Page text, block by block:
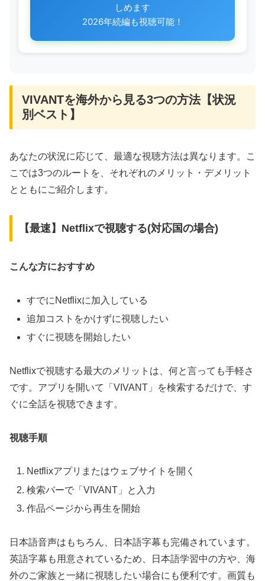
しめます
2026年続編も視聴可能！
VIVANTを海外から見る3つの方法【状況
別ベスト】
あなたの状況に応じて、最適な視聴方法は異なります。こ
こでは3つのルートを、それぞれのメリット・デメリット
とともにご紹介します。
【最速】Netflixで視聴する(対応国の場合)
こんな方におすすめ
すでにNetflixに加入している
追加コストをかけずに視聴したい
すぐに視聴を開始したい
Netflixで視聴する最大のメリットは、何と言っても手軽さ
です。アプリを開いて「VIVANT」を検索するだけで、す
ぐに全話を視聴できます。
視聴手順
Netflixアプリまたはウェブサイトを開く
検索バーで「VIVANT」と入力
作品ページから再生を開始
日本語音声はもちろん、日本語字幕も完備されています。
英語字幕も用意されているため、日本語学習中の方や、海
外のご家族と一緒に視聴したい場合にも便利です。画質も